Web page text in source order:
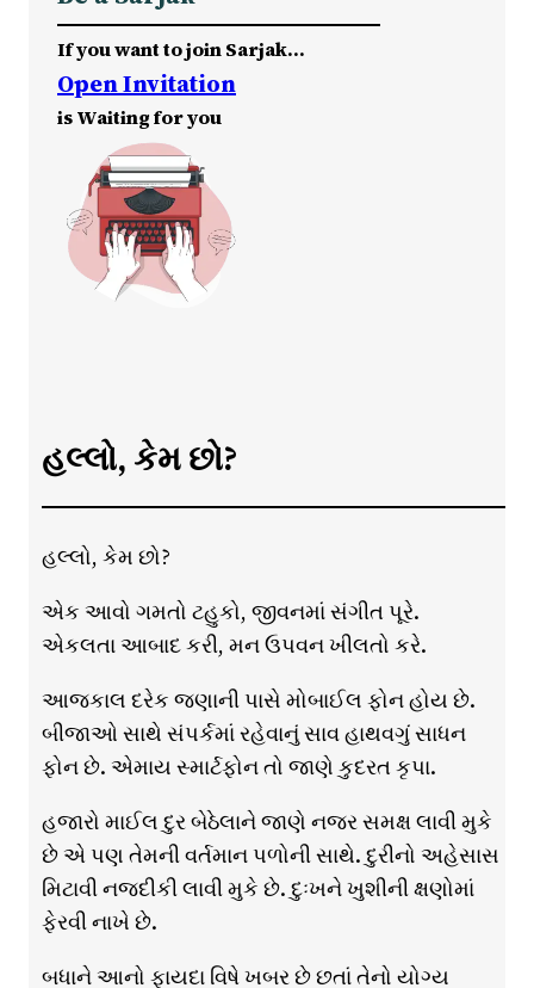
If you want to join Sarjak…
Open Invitation
is Waiting for you
હલ્લો, કેમ છો?
હલ્લો, કેમ છો?
એક આવો ગમતો ટહુકો, જીવનમાં સંગીત પૂરે.
એકલતા આબાદ કરી, મન ઉપવન ખીલતો કરે.
આજકાલ દરેક જણાની પાસે મોબાઈલ ફોન હોય છે.
બીજાઓ સાથે સંપર્કમાં રહેવાનું સાવ હાથવગું સાધન
ફોન છે. એમાય સ્માર્ટફોન તો જાણે કુદરત કૃપા.
હજારો માઈલ દુર બેઠેલાને જાણે નજર સમક્ષ લાવી મુકે
છે એ પણ તેમની વર્તમાન પળોની સાથે. દુરીનો અહેસાસ
મિટાવી નજદીકી લાવી મુકે છે. દુઃખને ખુશીની ક્ષણોમાં
ફેરવી નાખે છે.
બધાને આનો ફાયદા વિષે ખબર છે છતાં તેનો યોગ્ય